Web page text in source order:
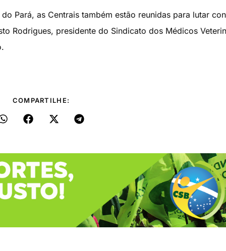
Pará, as Centrais também estão reunidas para lutar
Rodrigues, presidente do Sindicato dos Médicos
COMPARTILHE: